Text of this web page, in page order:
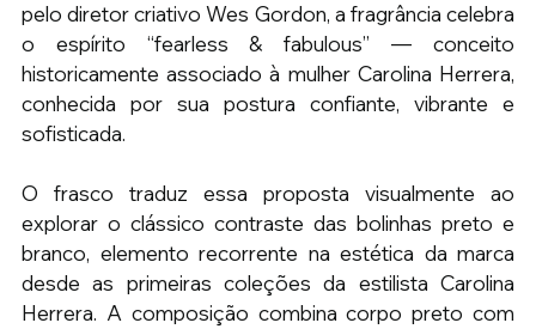
pelo diretor criativo Wes Gordon, a fragrância celebra
o espírito “fearless & fabulous” — conceito
historicamente associado à mulher Carolina Herrera,
conhecida por sua postura confiante, vibrante e
sofisticada.
O frasco traduz essa proposta visualmente ao
explorar o clássico contraste das bolinhas preto e
branco, elemento recorrente na estética da marca
desde as primeiras coleções da estilista Carolina
Herrera. A composição combina corpo preto com